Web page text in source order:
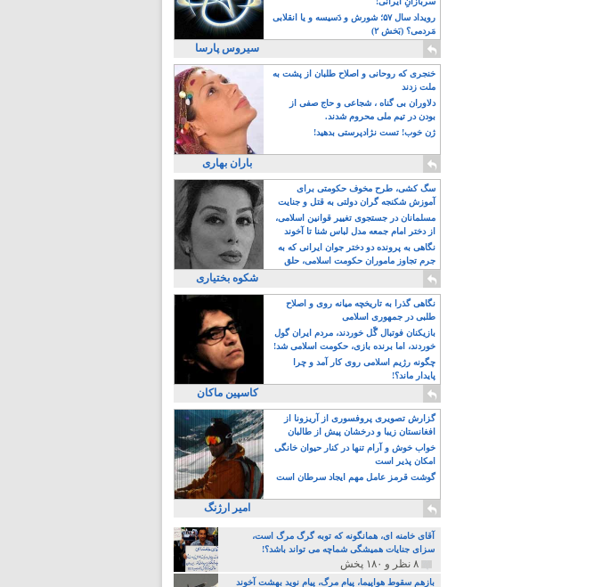
رویداد سال ۵۷؛ شورش و دَسیسه و یا انقلابی
مَردمی؟ (بَخش ۲)
سیروس پارسا
خنجری که روحانی و اصلاح طلبان از پشت به
ملت زدند
دلاوران بی گناه ، شجاعی و حاج صفی از
بودن در تیم ملی محروم شدند.
ژن خوب! تست نژادپرستی بدهید!
باران بهاری
سگ کشی، طرح مخوف حکومتی برای
آموزش شکنجه گران دولتی به قتل و جنایت
بیشتر
مسلمانان در جستجوی تغییر قوانین اسلامی،
از دختر امام جمعه مدل لباس شنا تا آخوند
مسلمان همجنسگرا!
نگاهی به پرونده دو دختر جوان ایرانی که به
جرم تجاوز ماموران حکومت اسلامی، حلق
آویز شدند!
شکوه بختیاری
نگاهی گذرا به تاریخچه میانه روی و اصلاح
طلبی در جمهوری اسلامی
بازیکنان فوتبال گًل خوردند، مردم ایران گول
خوردند، اما برنده بازی، حکومت اسلامی شد!
چگونه رژیم اسلامی روی کار آمد و چرا
پایدار ماند؟!
کاسپین ماکان
گزارش تصویری پروفسوری از آریزونا از
افغانستان زیبا و درخشان پیش از طالبان
خواب خوش و آرام تنها در کنار حیوان خانگی
امکان پذیر است
گوشت قرمز عامل مهم ایجاد سرطان است
امیر ارژنگ
آقای خامنه ای، همانگونه که توبه گرگ مرگ است،
سزای جنایات همیشگی شماچه می تواند باشد؟!
۸ نظر و ۱۸۰ پخش
بازهم سقوط هواپیما، پیام مرگ، پیام نوید بهشت آخوند